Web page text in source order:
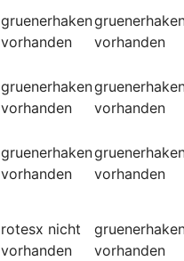
gruenerhaken
vorhanden
vorhanden
gruenerhaken
vorhanden
vorhanden
gruenerhaken
vorhanden
vorhanden
rotesx nicht
vorhanden
vorhanden